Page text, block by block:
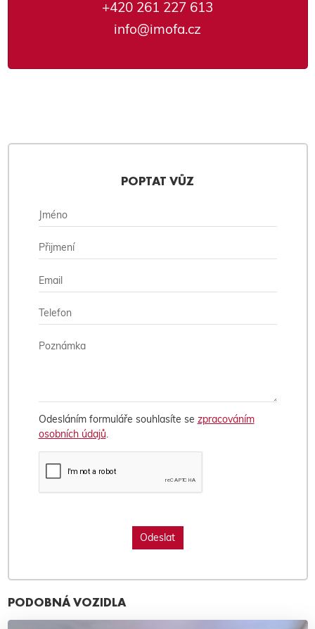
+420 261 227 613
info@imofa.cz
POPTAT VŮZ
Odesláním formuláře souhlasíte se zpracováním
osobních údajů.
PODOBNÁ VOZIDLA